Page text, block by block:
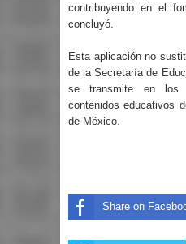
contribuyendo en el
concluyó.
Esta aplicación no
de la Secretaría de
se transmite en los
contenidos educativos
de México.
Share on